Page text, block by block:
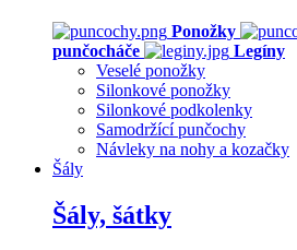
Ponožky
punčocháče
Legíny
Veselé ponožky
Silonkové ponožky
Silonkové podkolenky
Samodržící punčochy
Návleky na nohy a kozačky
Šály
Šály, šátky